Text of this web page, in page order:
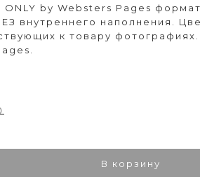
ONLY by Websters Pages
внутреннего наполнения.
к товару фотографиях.
В корзину